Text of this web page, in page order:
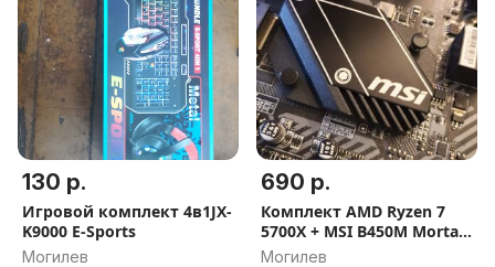
130 р.
Игровой комплект 4в1JX-
K9000 E-Sports
Могилев
690 р.
Комплект AMD Ryzen 7
5700X + MSI B450M Mortar
Max
Могилев